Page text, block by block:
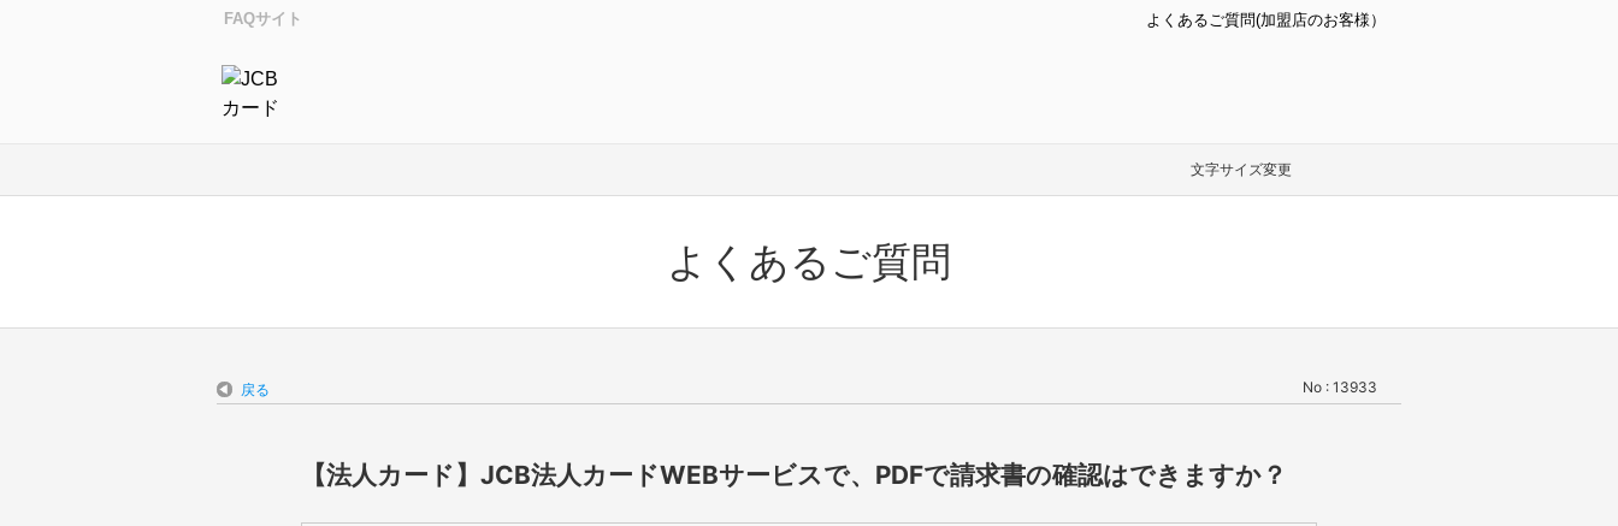
FAQサイト よくあるご質問(加盟店のお客様）
文字サイズ変更
よくあるご質問
戻る No : 13933
【法人カード】JCB法人カードWEBサービスで、PDFで請求書の確認はできますか？